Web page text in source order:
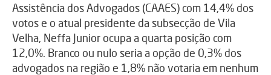
Assistência dos Advogados (CAAES) com 14,4% dos
votos e o atual presidente da subsecção de Vila
Velha, Neffa Junior ocupa a quarta posição com
12,0%. Branco ou nulo seria a opção de 0,3% dos
advogados na região e 1,8% não votaria em nenhum